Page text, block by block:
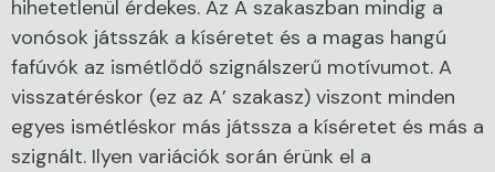
hihetetlenül érdekes. Az A szakaszban mindig a
vonósok játsszák a kíséretet és a magas hangú
fafúvók az ismétlődő szignálszerű motívumot. A
visszatéréskor (ez az A’ szakasz) viszont minden
egyes ismétléskor más játssza a kíséretet és más a
szignált. Ilyen variációk során érünk el a